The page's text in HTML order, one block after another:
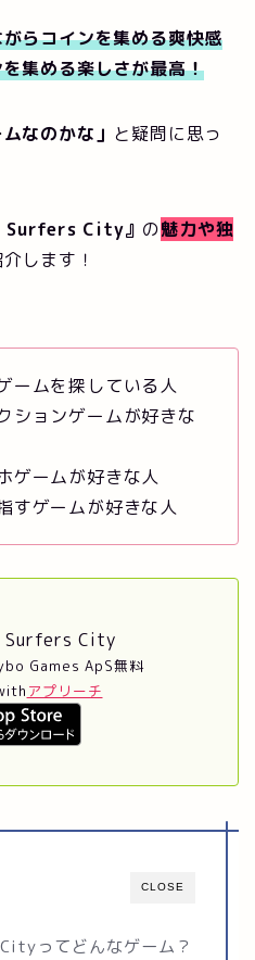
らコインを集める爽快感
集める楽しさが最高！
なのかな」 と疑問に思っ
Surfers City』 の魅力や独
します！
ームを探している人
ションゲームが好きな
ゲームが好きな人
すゲームが好きな人
Surfers City
Games ApS無料
アプリーチ
CLOSE
ってどんなゲーム？